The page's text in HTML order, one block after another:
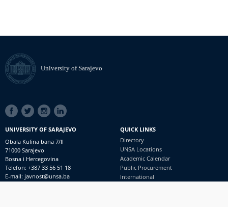
University of Sarajevo
SOCIAL
LINKS
UNIVERSITY OF SARAJEVO
Obala Kulina bana 7/II
71000 Sarajevo
Bosna i Hercegovina
Telefon: +387 33 56 51 18
E-mail: javnost@unsa.ba
QUICK LINKS
Directory
UNSA Locations
Academic Calendar
Public Procurement
International